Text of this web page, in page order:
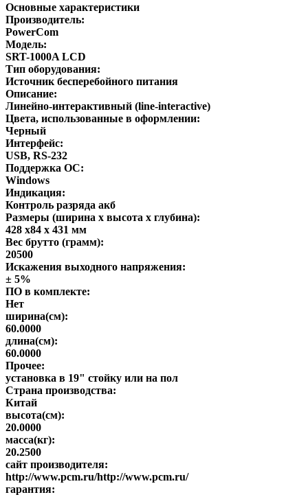
Основные характеристики
Производитель:
PowerCom
Модель:
SRT-1000A LCD
Тип оборудования:
Источник бесперебойного питания
Описание:
Линейно-интерактивный (line-interactive)
Цвета, использованные в оформлении:
Черный
Интерфейс:
USB, RS-232
Поддержка ОС:
Windows
Индикация:
Контроль разряда акб
Размеры (ширина x высота x глубина):
428 x84 x 431 мм
Вес брутто (грамм):
20500
Искажения выходного напряжения:
± 5%
ПО в комплекте:
Нет
ширина(см):
60.0000
длина(см):
60.0000
Прочее:
установка в 19" стойку или на пол
Страна производства:
Китай
высота(см):
20.0000
масса(кг):
20.2500
сайт производителя:
http://www.pcm.ru/http://www.pcm.ru/
гарантия: